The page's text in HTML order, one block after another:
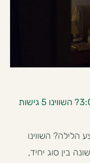
נרדמת בקלות, אבל מתעוררת ב־3:00? השווינו 5 גישות
השווינו
בין סוג יחיד,